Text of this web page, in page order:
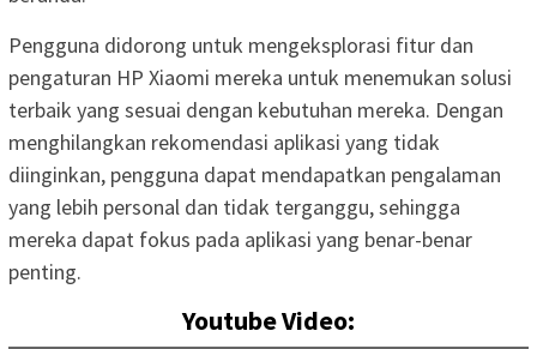
Pengguna didorong untuk mengeksplorasi fitur dan
pengaturan HP Xiaomi mereka untuk menemukan solusi
terbaik yang sesuai dengan kebutuhan mereka. Dengan
menghilangkan rekomendasi aplikasi yang tidak
diinginkan, pengguna dapat mendapatkan pengalaman
yang lebih personal dan tidak terganggu, sehingga
mereka dapat fokus pada aplikasi yang benar-benar
penting.
Youtube Video: